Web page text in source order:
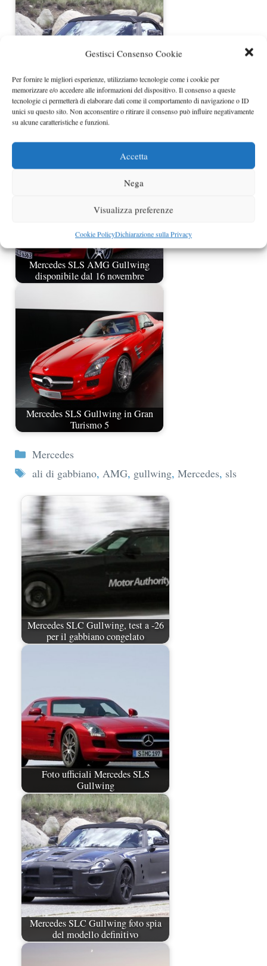
Gestisci Consenso Cookie
Per fornire le migliori esperienze, utilizziamo tecnologie come i cookie per
memorizzare e/o accedere alle informazioni del dispositivo. Il consenso a queste
tecnologie ci permetterà di elaborare dati come il comportamento di navigazione o ID
unici su questo sito. Non acconsentire o ritirare il consenso può influire negativamente
su alcune caratteristiche e funzioni.
Accetta
Nega
Visualizza preferenze
Cookie PolicyDichiarazione sulla Privacy
Mercedes SLC Gullwing foto spia
del modello definitivo
Mercedes SLS AMG Gullwing
disponibile dal 16 novembre
Mercedes SLS Gullwing in Gran
Turismo 5
Categorie
Mercedes
Tag
ali di gabbiano, AMG, gullwing, Mercedes, sls
Mercedes SLC Gullwing, test a -26
per il gabbiano congelato
Foto ufficiali Mercedes SLS
Gullwing
Mercedes SLC Gullwing foto spia
del modello definitivo